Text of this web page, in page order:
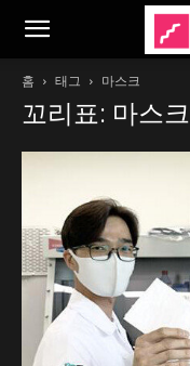
홈 태그 마스크
꼬리표: 마스크